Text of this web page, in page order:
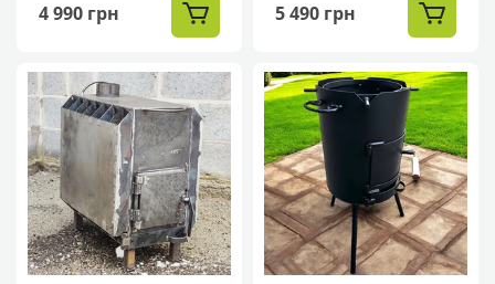
4 990 грн 5 490 грн